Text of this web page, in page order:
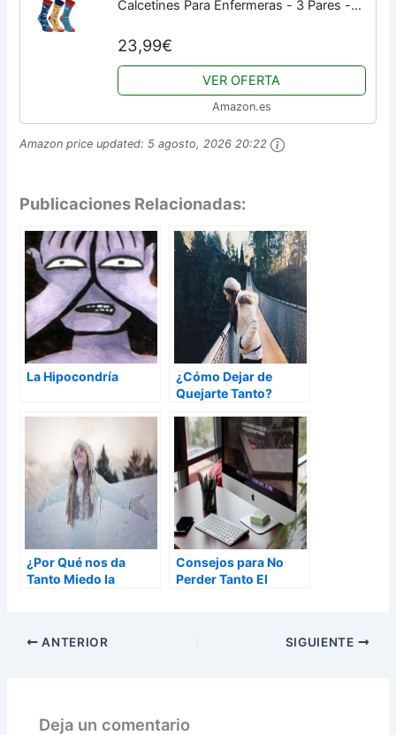
Calcetines Para Enfermeras - 3 Pares -
Talla 41-46
23,99€
VER OFERTA
Amazon.es
Amazon price updated: 5 agosto, 2026 20:22
Publicaciones Relacionadas:
La Hipocondría
¿Cómo Dejar de
Quejarte Tanto?
¿Por Qué nos da
Tanto Miedo la
Consejos para No
Perder Tanto El
ANTERIOR SIGUIENTE
Deja un comentario